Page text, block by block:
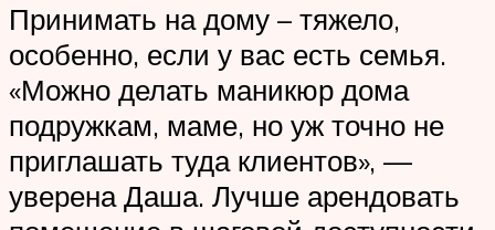
Принимать на дому – тяжело,
особенно, если у вас есть семья.
«Можно делать маникюр дома
подружкам, маме, но уж точно не
приглашать туда клиентов», —
уверена Даша. Лучше арендовать